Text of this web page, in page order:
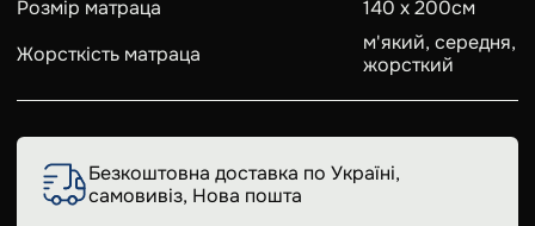
Розмір матраца
140 x 200см
Жорсткість матраца
м'який, середня,
жорсткий
Безкоштовна доставка по Україні,
самовивіз, Нова пошта